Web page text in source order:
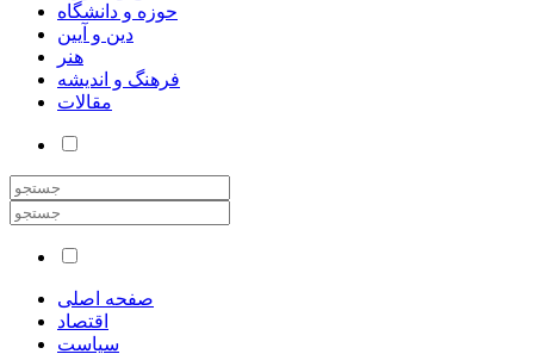
حوزه و دانشگاه
دین و آیین
هنر
فرهنگ و اندیشه
مقالات
صفحه اصلی
اقتصاد
سیاست